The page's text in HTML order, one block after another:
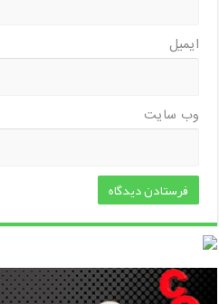
ایمیل
وب‌ سایت